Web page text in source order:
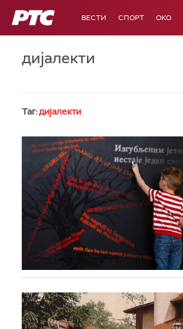
РТС ВЕСТИ СПОРТ OKO
дијалекти
Таг:дијалекти